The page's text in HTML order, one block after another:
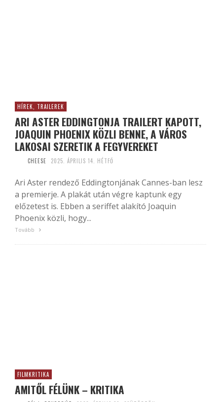
HÍREK, TRAILEREK
ARI ASTER EDDINGTONJA TRAILERT KAPOTT,
JOAQUIN PHOENIX KÖZLI BENNE, A VÁROS
LAKOSAI SZERETIK A FEGYVEREKET
CHEESE 2025. ÁPRILIS 14. HÉTFŐ
Ari Aster rendező Eddingtonjának Cannes-ban lesz
a premierje. A plakát után végre kaptunk egy
előzetest is. Ebben a seriffet alakító Joaquin
Phoenix közli, hogy...
Tovább
FILMKRITIKA
AMITŐL FÉLÜNK – KRITIKA